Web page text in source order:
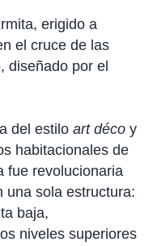
erigido a
el cruce de las
diseñado por el
del estilo art déco y
habitacionales de
fue revolucionaria
una sola estructura:
baja,
niveles superiores